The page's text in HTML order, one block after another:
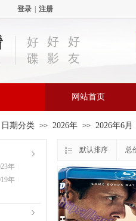
登录 注册
好
碟
好
影
好
友
网站首页
日期分类 >> 2026年 >> 2026年6月
默认排序 总
年
年